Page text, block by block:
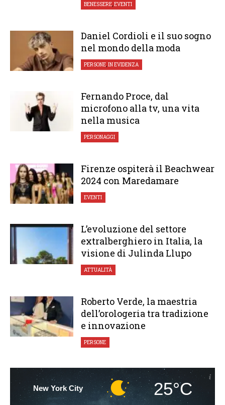
BENESSERE,EVENTI
Daniel Cordioli e il suo sogno
nel mondo della moda
PERSONE,IN EVIDENZA
Fernando Proce, dal
microfono alla tv, una vita
nella musica
PERSONAGGI
Firenze ospiterà il Beachwear
2024 con Maredamare
EVENTI
L’evoluzione del settore
extralberghiero in Italia, la
visione di Julinda Llupo
ATTUALITÀ
Roberto Verde, la maestria
dell’orologeria tra tradizione
e innovazione
PERSONE
New York City 25°C